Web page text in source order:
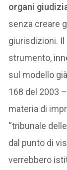
organi
senza creare
giurisdizioni.
strumento,
sul modello
168 del 2003
materia di
“tribunale
dal punto di
verrebbero